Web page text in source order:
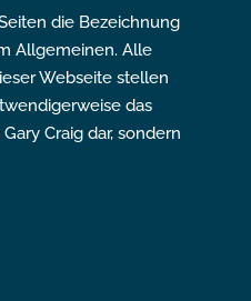
die Bezeichnung
Allgemeinen. Alle
Webseite stellen
das
Craig dar, sondern